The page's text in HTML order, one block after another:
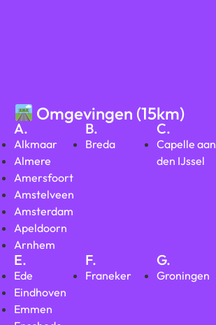
Omgevingen (15km)
A.
Alkmaar
Almere
Amersfoort
Amstelveen
Amsterdam
Apeldoorn
Arnhem
B.
Breda
C.
Capelle aan
den IJssel
E.
Ede
Eindhoven
Emmen
F.
Franeker
G.
Groningen